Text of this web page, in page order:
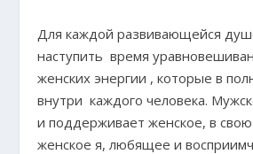
Для каждой развивающейся
наступить время
женских энергии , которые в
внутри каждого человека.
и поддерживает женское, в
женское я, любящее и